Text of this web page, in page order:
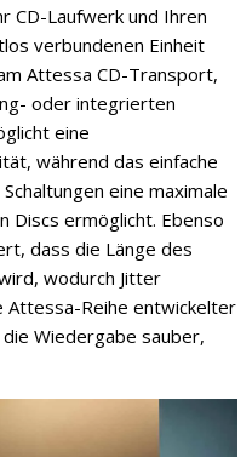
CD-Laufwerk und Ihren
verbundenen Einheit
Attessa CD-Transport,
oder integrierten
eine
während das einfache
eine maximale
Discs ermöglicht. Ebenso
dass die Länge des
wodurch Jitter
Reihe entwickelter
Wiedergabe sauber,